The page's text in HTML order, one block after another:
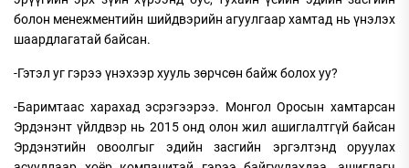
болон менежментийн шийдвэрийн агуулгаар хамтад нь үнэлэх
шаардлагатай байсан.
-Гэтэл уг гэрээ үнэхээр хууль зөрчсөн байж болох уу?
-Баримтаас харахад эсрэгээрээ. Монгол Оросын хамтарсан
Эрдэнэнт үйлдвэр нь 2015 онд олон жил ашиглалтгүй байсан
Эрдэнэтийн овоолгыг эдийн засгийн эргэлтэнд оруулах